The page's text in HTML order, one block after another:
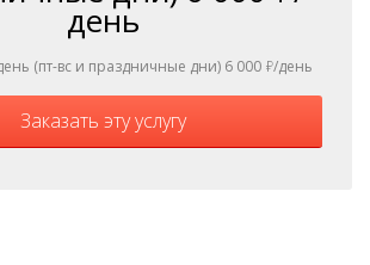
день
(пт-вс и праздничные дни) 6 000 ь/день
Заказать эту услугу